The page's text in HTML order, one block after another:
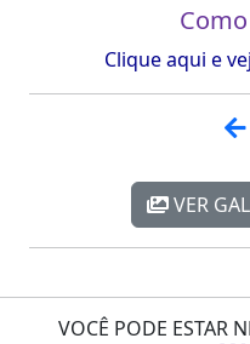
Clique aqui e
VER
VOCÊ PODE ESTAR